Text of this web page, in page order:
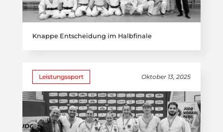
Knappe Entscheidung im Halbfinale
Leistungssport Oktober 13, 2025